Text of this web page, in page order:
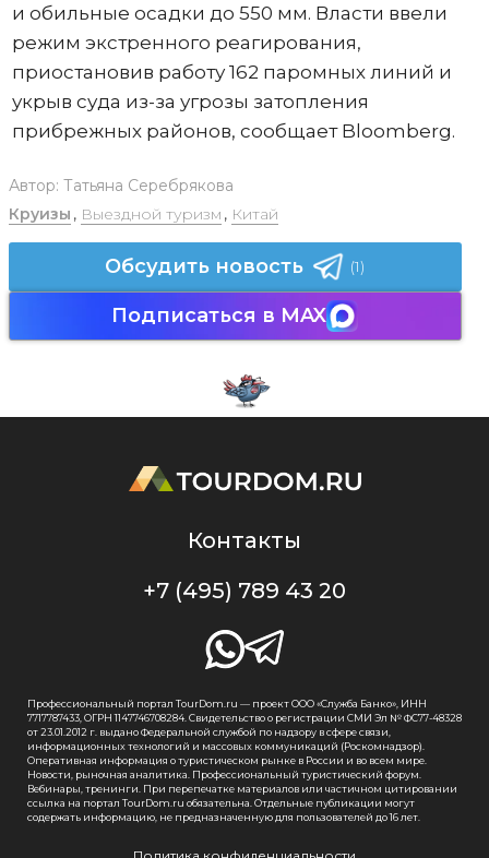
и обильные осадки до 550 мм. Власти ввели
режим экстренного реагирования,
приостановив работу 162 паромных линий и
укрыв суда из-за угрозы затопления
прибрежных районов, сообщает Bloomberg.
Автор: Татьяна Серебрякова
Круизы , Выездной туризм , Китай
Обсудить новость (1)
Подписаться в MAX
Контакты
+7 (495) 789 43 20
Профессиональный портал TourDom.ru — проект ООО «Служба Банко», ИНН
7717787433, ОГРН 1147746708284. Свидетельство о регистрации СМИ Эл № ФС77-48328
от 23.01.2012 г. выдано Федеральной службой по надзору в сфере связи,
информационных технологий и массовых коммуникаций (Роскомнадзор).
Оперативная информация о туристическом рынке в России и во всем мире.
Новости, рыночная аналитика. Профессиональный туристический форум.
Вебинары, тренинги. При перепечатке материалов или частичном цитировании
ссылка на портал TourDom.ru обязательна. Отдельные публикации могут
содержать информацию, не предназначенную для пользователей до 16 лет.